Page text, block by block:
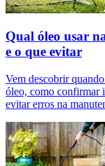
Qual óleo usar
e o que evitar
Vem descobrir
óleo, como confirmar
evitar erros na